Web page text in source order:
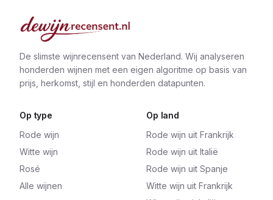
De slimste wijnrecensent van Nederland. Wij analyseren
honderden wijnen met een eigen algoritme op basis van
prijs, herkomst, stijl en honderden datapunten.
Op type
Rode wijn
Witte wijn
Rosé
Alle wijnen
Op land
Rode wijn uit Frankrijk
Rode wijn uit Italië
Rode wijn uit Spanje
Witte wijn uit Frankrijk